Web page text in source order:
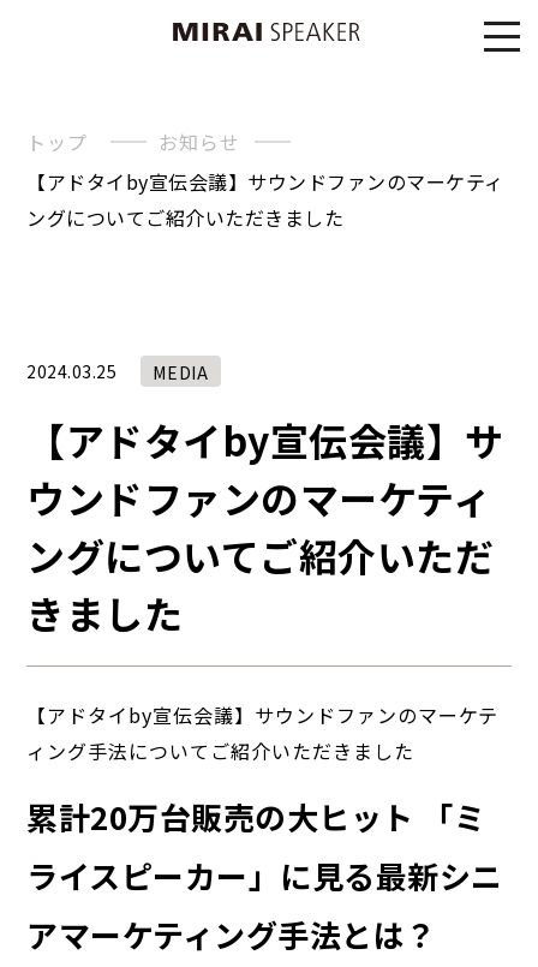
トップ
お知らせ
【アドタイby宣伝会議】サウンドファンのマーケティ
ングについてご紹介いただきました
2024.03.25 MEDIA
【アドタイby宣伝会議】サ
ウンドファンのマーケティ
ングについてご紹介いただ
きました
【アドタイby宣伝会議】サウンドファンのマーケテ
ィング手法についてご紹介いただきました
累計20万台販売の大ヒット 「ミ
ライスピーカー」に見る最新シニ
アマーケティング手法とは？